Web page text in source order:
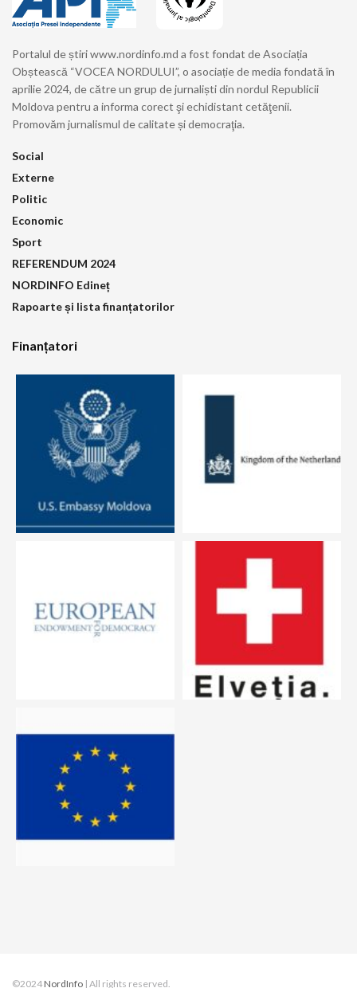
Portalul de știri www.nordinfo.md a fost fondat de Asociația
Obștească “VOCEA NORDULUI”, o asociație de media fondată în
aprilie 2024, de către un grup de jurnaliști din nordul Republicii
Moldova pentru a informa corect şi echidistant cetăţenii.
Promovăm jurnalismul de calitate și democraţia.
Social
Externe
Politic
Economic
Sport
REFERENDUM 2024
NORDINFO Edineț
Rapoarte și lista finanțatorilor
Finanțatori
©2024 NordInfo | All rights reserved.